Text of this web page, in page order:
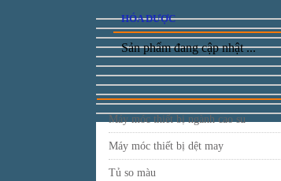
HÓA DƯỢC
Sản phẩm đang cập nhật ...
Máy móc thiết bị ngành cao su
Máy móc thiết bị dệt may
Tủ so màu